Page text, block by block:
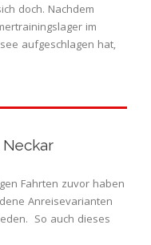
doch. Nachdem
im
aufgeschlagen hat,
Neckar
Fahrten zuvor haben
Anreisevarianten
So auch dieses